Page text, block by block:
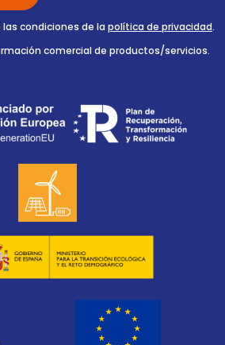
condiciones de la política de privacidad.
comercial de productos/servicios.